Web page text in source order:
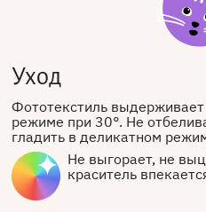
Уход
Фототекстиль
режиме при 30°. Не
гладить в деликатном
Не выгорает, не
краситель